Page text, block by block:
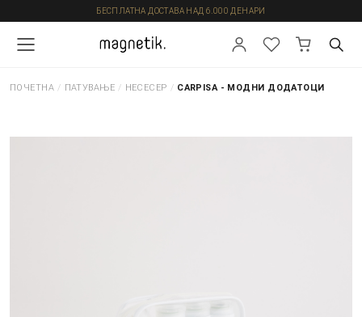
БЕСПЛАТНА ДОСТАВА НАД 6.000 ДЕНАРИ
ПОЧЕТНА / ПАТУВАЊЕ / НЕСЕСЕР / CARPISA - МОДНИ ДОДАТОЦИ